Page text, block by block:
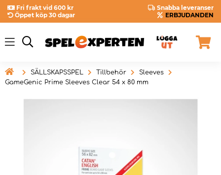
Fri frakt vid 600 kr
Snabba leveranser
Öppet köp 30 dagar
ERBJUDANDEN
 SÄLLSKAPSSPEL Tillbehör
Sleeves
GameGenic Prime Sleeves Clear 54 x 80 mm